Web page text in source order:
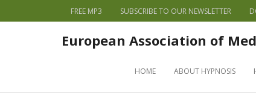
FREE MP3 SUBSCRIBE TO OUR NEWSLETTER
European Association of
HOME ABOUT HYPNOSIS